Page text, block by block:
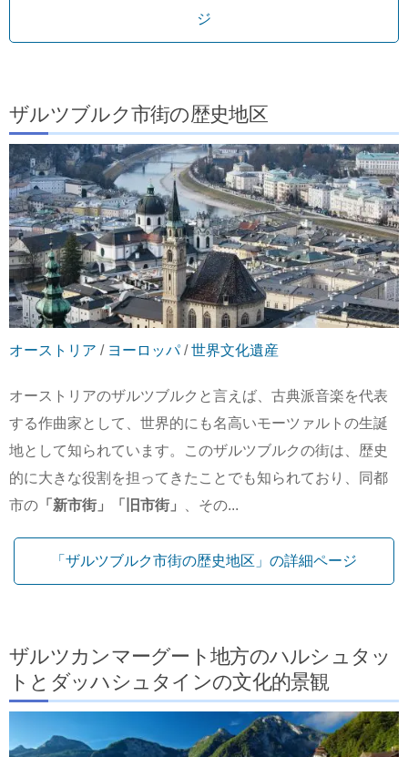
ジ
ザルツブルク市街の歴史地区
オーストリア / ヨーロッパ/世界文化遺産
オーストリアのザルツブルクと言えば、古典派音楽を代表
する作曲家として、世界的にも名高いモーツァルトの生誕
地として知られています。このザルツブルクの街は、歴史
的に大きな役割を担ってきたことでも知られており、同都
市の 「新市街」 「旧市街」 、その...
「ザルツブルク市街の歴史地区」の詳細ページ
ザルツカンマーグート地方のハルシュタッ
トとダッハシュタインの文化的景観